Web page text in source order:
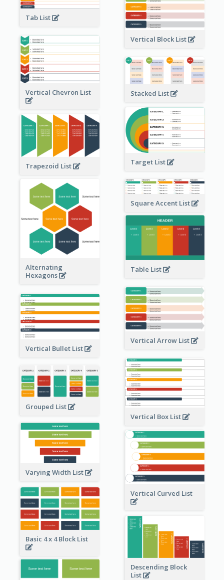
Tab List
Vertical Block List
Vertical Chevron List Stacked List
Target List
Trapezoid List
Alternating
Hexagons
Square Accent List
Table List
Vertical Arrow List
Vertical Bullet List
Vertical Box List
Grouped List
Varying Width List
Vertical Curved List
Basic 4 x 4 Block List
Descending Block
List